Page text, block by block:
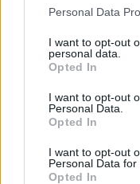
Personal Data
I want to opt-out
personal data.
Opted In
I want to opt-out
Personal Data.
Opted In
I want to opt-out
Personal Data for
Opted In